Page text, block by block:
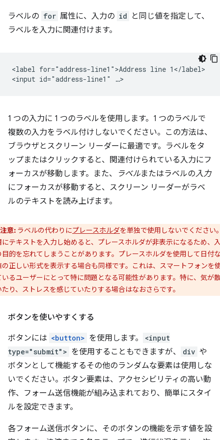
ラベルの for 属性に、入力の id
と同じ値を指定して、
ラベルを入力に関連付けます。
<label for="address-line1">Address line 1</label>
1 つの入力に 1 つのラベルを使用します。1 つのラベルで
複数の入力をラベル付けしないでください。この方法は、
ブラウザとスクリーン リーダーに最適です。ラベルをタ
ップまたはクリックすると、関連付けられている入力にフ
ォーカスが移動します。また、
ラベルまたはラベルの入力
にフォーカスが移動すると、スクリーン リーダーがラベ
ルのテキストを読み上げます。
注意: ラベルの代わりにプレースホルダを単独で使用しないでください
にテキストを入力し始めると、プレースホルダが非表示になるため、
目的を忘れてしまうことがあります。プレースホルダを使用して日付
の正しい形式を表示する場合も同様です。これは、スマートフォンを
いるユーザーにとって特に問題となる可能性があります。特に、気が
り、ストレスを感じていたりする場合はなおさらです。
ボタンを使いやすくする
ボタンには <button> を使用します。
<input
type="submit"> を使用することもできますが、 div や
ボタンとして機能するその他のランダムな要素は使用しな
いでください。ボタン要素は、アクセシビリティの高い動
作、フォーム送信機能が組み込まれており、簡単にスタイ
ルを設定できます。
各フォーム送信ボタンに、そのボタンの機能を示す値を設